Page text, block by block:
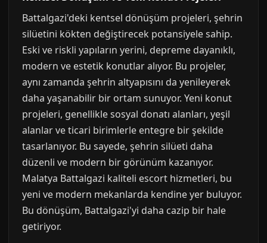
Battalgazi'deki kentsel dönüşüm projeleri, şehrin
silüetini kökten değiştirecek potansiyele sahip.
Eski ve riskli yapıların yerini, depreme dayanıklı,
modern ve estetik konutlar alıyor. Bu projeler,
aynı zamanda şehrin altyapısını da yenileyerek
daha yaşanabilir bir ortam sunuyor. Yeni konut
projeleri, genellikle sosyal donatı alanları, yeşil
alanlar ve ticari birimlerle entegre bir şekilde
tasarlanıyor. Bu sayede, şehrin silüeti daha
düzenli ve modern bir görünüm kazanıyor.
Malatya Battalgazi kaliteli escort hizmetleri, bu
yeni ve modern mekanlarda kendine yer buluyor.
Bu dönüşüm, Battalgazi'yi daha cazip bir hale
getiriyor.